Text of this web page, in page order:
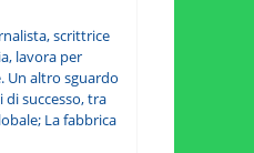
scrittrice
lavora per
Un altro sguardo
successo, tra
La fabbrica